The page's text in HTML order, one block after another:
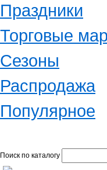
Праздники
Торговые
Сезоны
Распродажа
Популярное
Поиск по каталогу